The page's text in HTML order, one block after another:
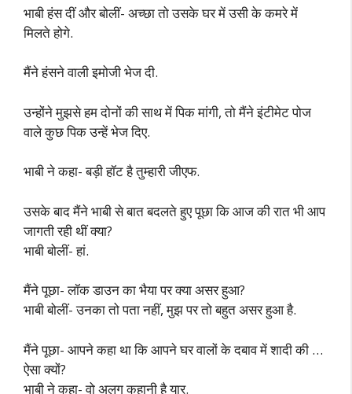
भाबी हंस दीं और बोलीं- अच्छा तो उसके घर में उसी के कमरे में
मिलते होगे.
मैंने हंसने वाली इमोजी भेज दी.
उन्होंने मुझसे हम दोनों की साथ में पिक मांगी, तो मैंने इंटीमेट पोज
वाले कुछ पिक उन्हें भेज दिए.
भाबी ने कहा- बड़ी हॉट है तुम्हारी जीएफ.
उसके बाद मैंने भाबी से बात बदलते हुए पूछा कि आज की रात भी आप
जागती रही थीं क्या?
भाबी बोलीं- हां.
मैंने पूछा- लॉक डाउन का भैया पर क्या असर हुआ?
भाबी बोलीं- उनका तो पता नहीं, मुझ पर तो बहुत असर हुआ है.
मैंने पूछा- आपने कहा था कि आपने घर वालों के दबाव में शादी की …
ऐसा क्यों?
भाबी ने कहा- वो अलग कहानी है यार.